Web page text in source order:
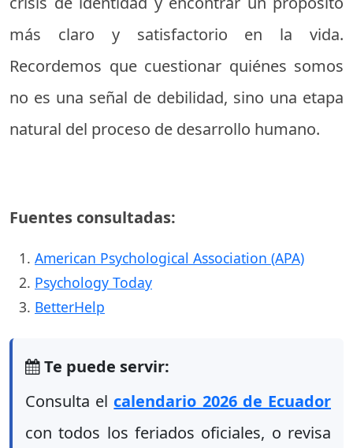
más claro y satisfactorio en la vida.
Recordemos que cuestionar quiénes somos
no es una señal de debilidad, sino una etapa
natural del proceso de desarrollo humano.
Fuentes consultadas:
American Psychological Association (APA)
Psychology Today
BetterHelp
Te puede servir:
Consulta el calendario 2026 de Ecuador
con todos los feriados oficiales, o revisa